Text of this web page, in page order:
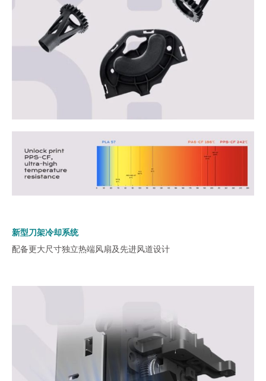
新型刀架冷却系统
配备更大尺寸独立热端风扇及先进风道设计